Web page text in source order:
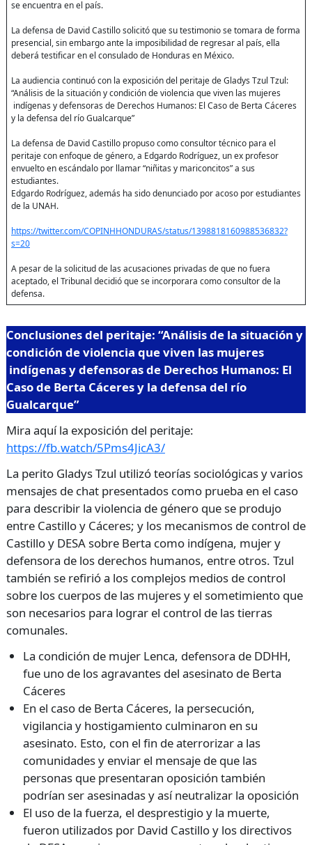
se encuentra en el país.
La defensa de David Castillo solicitó que su testimonio se tomara de forma
presencial, sin embargo ante la imposibilidad de regresar al país, ella
deberá testificar en el consulado de Honduras en México.
La audiencia continuó con la exposición del peritaje de Gladys Tzul Tzul:
“Análisis de la situación y condición de violencia que viven las mujeres
indígenas y defensoras de Derechos Humanos: El Caso de Berta Cáceres
y la defensa del río Gualcarque”
La defensa de David Castillo propuso como consultor técnico para el
peritaje con enfoque de género, a Edgardo Rodríguez, un ex profesor
envuelto en escándalo por llamar “niñitas y mariconcitos” a sus
estudiantes.
Edgardo Rodríguez, además ha sido denunciado por acoso por estudiantes
de la UNAH.
https://twitter.com/COPINHHONDURAS/status/1398818160988536832?
s=20
A pesar de la solicitud de las acusaciones privadas de que no fuera
aceptado, el Tribunal decidió que se incorporara como consultor de la
defensa.
Conclusiones del peritaje: “Análisis de la situación y
condición de violencia que viven las mujeres
indígenas y defensoras de Derechos Humanos: El
Caso de Berta Cáceres y la defensa del río
Gualcarque”
Mira aquí la exposición del peritaje:
https://fb.watch/5Pms4JicA3/
La perito Gladys Tzul utilizó teorías sociológicas y varios
mensajes de chat presentados como prueba en el caso
para describir la violencia de género que se produjo
entre Castillo y Cáceres; y los mecanismos de control de
Castillo y DESA sobre Berta como indígena, mujer y
defensora de los derechos humanos, entre otros. Tzul
también se refirió a los complejos medios de control
sobre los cuerpos de las mujeres y el sometimiento que
son necesarios para lograr el control de las tierras
comunales.
La condición de mujer Lenca, defensora de DDHH,
fue uno de los agravantes del asesinato de Berta
Cáceres
En el caso de Berta Cáceres, la persecución,
vigilancia y hostigamiento culminaron en su
asesinato. Esto, con el fin de aterrorizar a las
comunidades y enviar el mensaje de que las
personas que presentaran oposición también
podrían ser asesinadas y así neutralizar la oposición
El uso de la fuerza, el desprestigio y la muerte,
fueron utilizados por David Castillo y los directivos